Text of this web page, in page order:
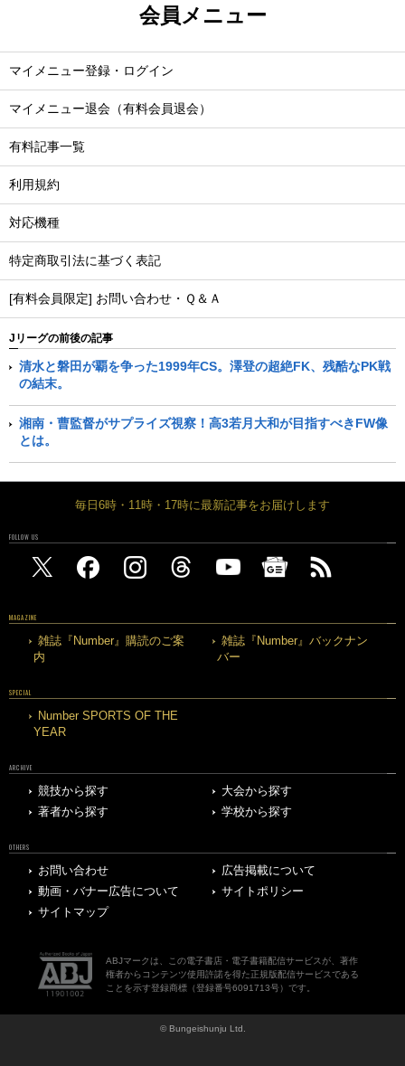
会員メニュー
マイメニュー登録・ログイン
マイメニュー退会（有料会員退会）
有料記事一覧
利用規約
対応機種
特定商取引法に基づく表記
[有料会員限定] お問い合わせ・Ｑ＆Ａ
Jリーグの前後の記事
清水と磐田が覇を争った1999年CS。澤登の超絶FK、残酷なPK戦
の結末。
湘南・曹監督がサプライズ視察！高3若月大和が目指すべきFW像
とは。
毎日6時・11時・17時に最新記事をお届けします
FOLLOW US
MAGAZINE
雑誌『Number』購読のご案
内
雑誌『Number』バックナン
バー
SPECIAL
Number SPORTS OF THE
YEAR
ARCHIVE
競技から探す
大会から探す
著者から探す
学校から探す
OTHERS
お問い合わせ
広告掲載について
動画・バナー広告について
サイトポリシー
サイトマップ
ABJマークは、この電子書店・電子書籍配信サービスが、著作
権者からコンテンツ使用許諾を得た正規版配信サービスである
ことを示す登録商標（登録番号6091713号）です。
© Bungeishunju Ltd.